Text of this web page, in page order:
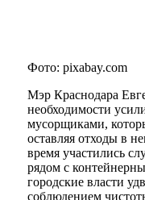
Фото: pixabay.com
Мэр Краснодара
необходимости
мусорщиками,
оставляя отходы в
время участились
рядом с
городские власти
соблюдением